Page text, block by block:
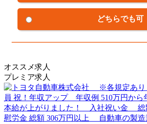
どちらでも可
オススメ求人
プレミア求人